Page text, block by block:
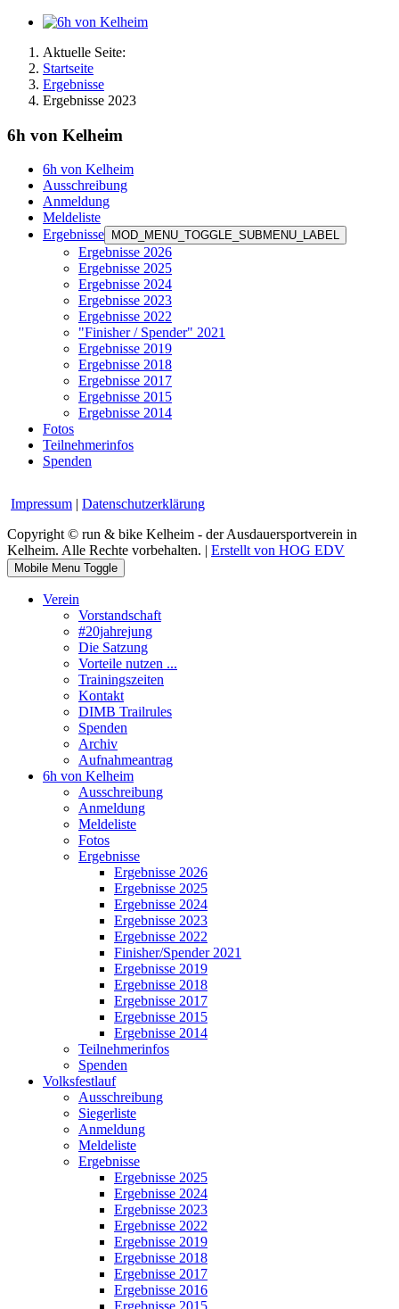
Aktuelle Seite:
Startseite
Ergebnisse
Ergebnisse 2023
6h von Kelheim
6h von Kelheim
Ausschreibung
Anmeldung
Meldeliste
Ergebnisse
MOD_MENU_TOGGLE_SUBMENU_LABEL
Ergebnisse 2026
Ergebnisse 2025
Ergebnisse 2024
Ergebnisse 2023
Ergebnisse 2022
"Finisher / Spender" 2021
Ergebnisse 2019
Ergebnisse 2018
Ergebnisse 2017
Ergebnisse 2015
Ergebnisse 2014
Fotos
Teilnehmerinfos
Spenden
Impressum | Datenschutzerklärung
Copyright © run & bike Kelheim - der Ausdauersportverein in
Kelheim. Alle Rechte vorbehalten. | Erstellt von HOG EDV
Mobile Menu Toggle
Verein
Vorstandschaft
#20jahrejung
Die Satzung
Vorteile nutzen ...
Trainingszeiten
Kontakt
DIMB Trailrules
Spenden
Archiv
Aufnahmeantrag
6h von Kelheim
Ausschreibung
Anmeldung
Meldeliste
Fotos
Ergebnisse
Ergebnisse 2026
Ergebnisse 2025
Ergebnisse 2024
Ergebnisse 2023
Ergebnisse 2022
Finisher/Spender 2021
Ergebnisse 2019
Ergebnisse 2018
Ergebnisse 2017
Ergebnisse 2015
Ergebnisse 2014
Teilnehmerinfos
Spenden
Volksfestlauf
Ausschreibung
Siegerliste
Anmeldung
Meldeliste
Ergebnisse
Ergebnisse 2025
Ergebnisse 2024
Ergebnisse 2023
Ergebnisse 2022
Ergebnisse 2019
Ergebnisse 2018
Ergebnisse 2017
Ergebnisse 2016